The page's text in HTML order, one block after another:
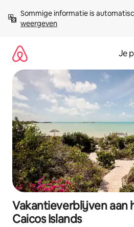
direct
naar
Sommige informatie is
weergeven
Je
Vakantieverblijven aan
Caicos Islands